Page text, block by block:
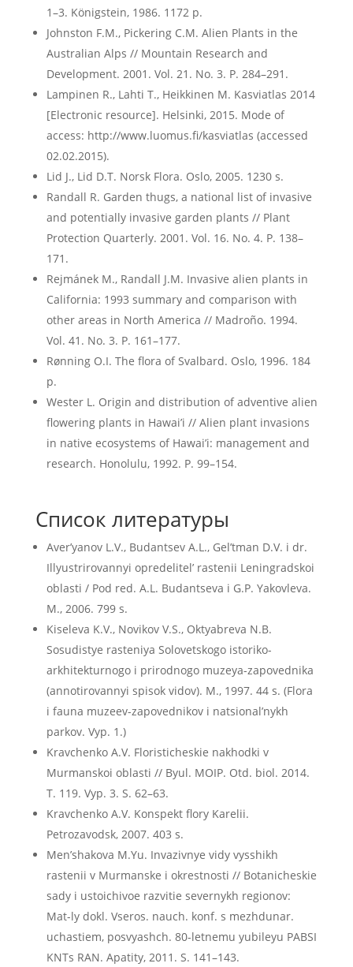
1–3. Königstein, 1986. 1172 p.
Johnston F.M., Pickering C.M. Alien Plants in the
Australian Alps // Mountain Research and
Development. 2001. Vol. 21. No. 3. P. 284–291.
Lampinen R., Lahti T., Heikkinen M. Kasviatlas 2014
[Electronic resource]. Helsinki, 2015. Mode of
access: http://www.luomus.fi/kasviatlas (accessed
02.02.2015).
Lid J., Lid D.T. Norsk Flora. Oslo, 2005. 1230 s.
Randall R. Garden thugs, a national list of invasive
and potentially invasive garden plants // Plant
Protection Quarterly. 2001. Vol. 16. No. 4. P. 138–
171.
Rejmánek M., Randall J.M. Invasive alien plants in
California: 1993 summary and comparison with
other areas in North America // Madroño. 1994.
Vol. 41. No. 3. P. 161–177.
Rønning O.I. The flora of Svalbard. Oslo, 1996. 184
p.
Wester L. Origin and distribution of adventive alien
flowering plants in Hawai’i // Alien plant invasions
in native ecosystems of Hawai’i: management and
research. Honolulu, 1992. P. 99–154.
Список литературы
Aver’yanov L.V., Budantsev A.L., Gel’tman D.V. i dr.
Illyustrirovannyi opredelitel’ rastenii Leningradskoi
oblasti / Pod red. A.L. Budantseva i G.P. Yakovleva.
M., 2006. 799 s.
Kiseleva K.V., Novikov V.S., Oktyabreva N.B.
Sosudistye rasteniya Solovetskogo istoriko-
arkhitekturnogo i prirodnogo muzeya-zapovednika
(annotirovannyi spisok vidov). M., 1997. 44 s. (Flora
i fauna muzeev-zapovednikov i natsional’nykh
parkov. Vyp. 1.)
Kravchenko A.V. Floristicheskie nakhodki v
Murmanskoi oblasti // Byul. MOIP. Otd. biol. 2014.
T. 119. Vyp. 3. S. 62–63.
Kravchenko A.V. Konspekt flory Karelii.
Petrozavodsk, 2007. 403 s.
Men’shakova M.Yu. Invazivnye vidy vysshikh
rastenii v Murmanske i okrestnosti // Botanicheskie
sady i ustoichivoe razvitie severnykh regionov:
Mat-ly dokl. Vseros. nauch. konf. s mezhdunar.
uchastiem, posvyashch. 80-letnemu yubileyu PABSI
KNTs RAN. Apatity, 2011. S. 141–143.